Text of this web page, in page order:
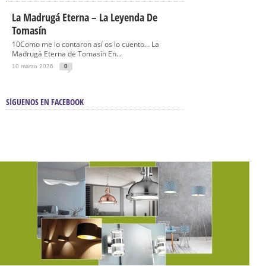
La Madrugá Eterna – La Leyenda De
Tomasín
10Como me lo contaron así os lo cuento… La
Madrugá Eterna de Tomasín En...
10 marzo 2026 0
SÍGUENOS EN FACEBOOK